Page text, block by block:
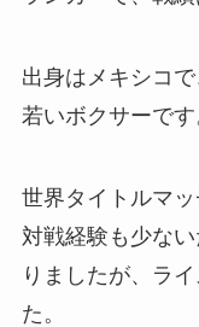
出身はメキシコ
若いボクサーです
世界タイトルマ
対戦経験も少な
りましたが、ラ
た。